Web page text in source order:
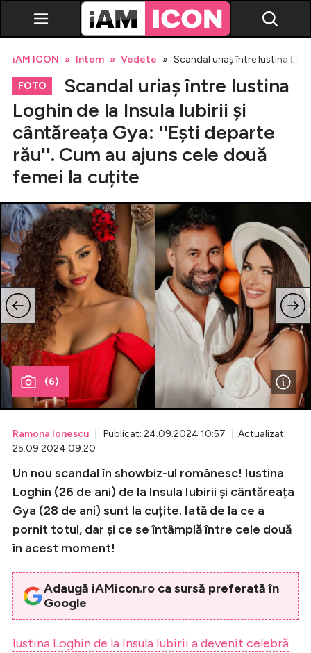
Vedete
Breaking news
Emisiuni TV
Horoscop
Lifestyle
Celebrități
Breaking News
Intră în cont
iAM ICON Intern Vedete Scandal uriaș între Iustina
FOTO
Scandal uriaș între Iustina
Loghin de la Insula Iubirii și
cântăreața Gya: ''Ești departe
rău''. Cum au ajuns cele două
femei la cuțite
(6)
Ramona Ionescu | Publicat: 24.09.2024 10:57 | Actualizat:
25.09.2024 09:20
Un nou scandal în showbiz-ul românesc! Iustina
Loghin (26 de ani) de la Insula Iubirii și cântăreața
Gya (28 de ani) sunt la cuțite. Iată de la ce a
pornit totul, dar și ce se întâmplă între cele două
în acest moment!
Adaugă iAMicon.ro ca sursă preferată în
Google
Iustina Loghin de la Insula Iubirii a devenit celebră